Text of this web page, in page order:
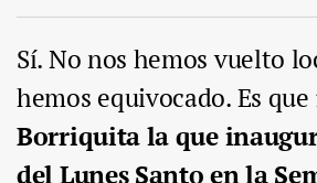
Sí. No nos hemos vuelto
hemos equivocado. Es que
Borriquita la que
del Lunes Santo en la